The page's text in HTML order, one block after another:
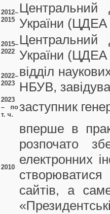
2012–
2015
Центральний
України (ЦДЕА
2015–
2022
Центральний
України (ЦДЕА
2022–
2023
відділ
НБУВ,
2023
– по
т. ч.
заступник
2010
вперше в
розпочато
електронних
сайтів, а